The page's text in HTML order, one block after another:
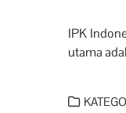
IPK
utama